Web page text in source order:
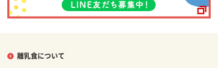
離乳食について